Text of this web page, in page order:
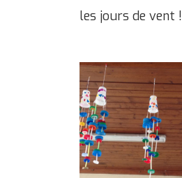
les jours de vent !